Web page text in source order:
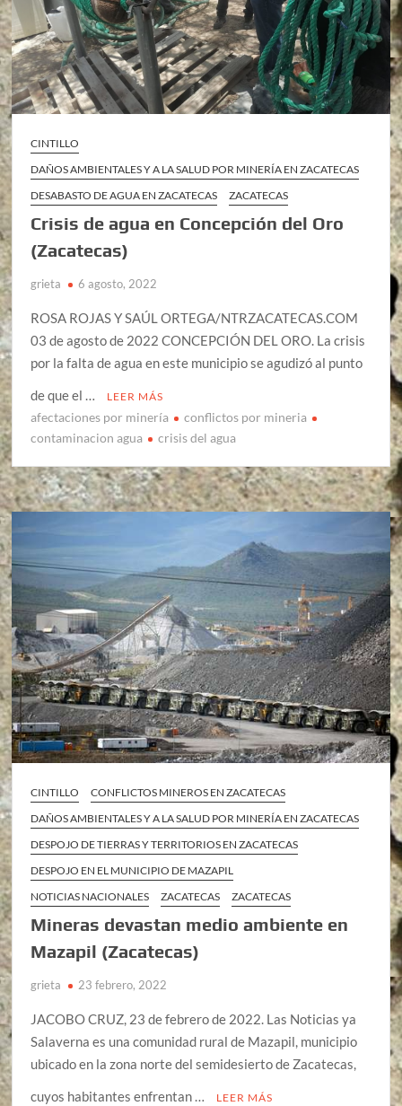
CINTILLO
DAÑOS AMBIENTALES Y A LA SALUD POR MINERÍA EN ZACATECAS
DESABASTO DE AGUA EN ZACATECAS
ZACATECAS
Crisis de agua en Concepción del Oro
(Zacatecas)
grieta 6 agosto, 2022
ROSA ROJAS Y SAÚL ORTEGA/NTRZACATECAS.COM
03 de agosto de 2022 CONCEPCIÓN DEL ORO. La crisis
por la falta de agua en este municipio se agudizó al punto
de que el …
LEER MÁS
afectaciones por minería
conflictos por mineria
contaminacion agua
crisis del agua
CINTILLO
CONFLICTOS MINEROS EN ZACATECAS
DAÑOS AMBIENTALES Y A LA SALUD POR MINERÍA EN ZACATECAS
DESPOJO DE TIERRAS Y TERRITORIOS EN ZACATECAS
DESPOJO EN EL MUNICIPIO DE MAZAPIL
NOTICIAS NACIONALES
ZACATECAS ZACATECAS
Mineras devastan medio ambiente en
Mazapil (Zacatecas)
grieta 23 febrero, 2022
JACOBO CRUZ, 23 de febrero de 2022. Las Noticias ya
Salaverna es una comunidad rural de Mazapil, municipio
ubicado en la zona norte del semidesierto de Zacatecas,
cuyos habitantes enfrentan …
LEER MÁS